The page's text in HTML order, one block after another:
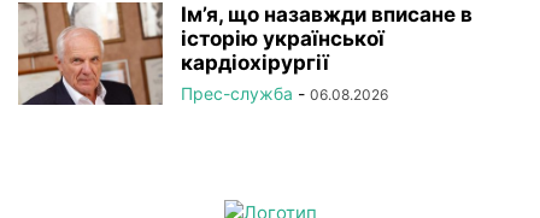
Ім’я, що назавжди вписане в
історію української
кардіохірургії
Прес-служба - 06.08.2026